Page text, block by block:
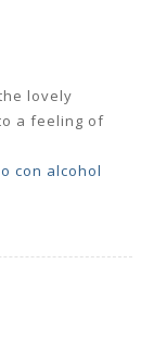
lovely
a feeling of
con alcohol